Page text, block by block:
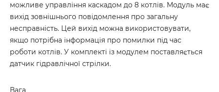
можливе управління каскадом до 8 котлів. Модуль має
вихід зовнішнього повідомлення про загальну
несправність. Цей вихід можна використовувати,
якщо потрібна інформація про помилки під час
роботи котлів. У комплекті із модулем поставляється
датчик гідравлічної стрілки.
Вага